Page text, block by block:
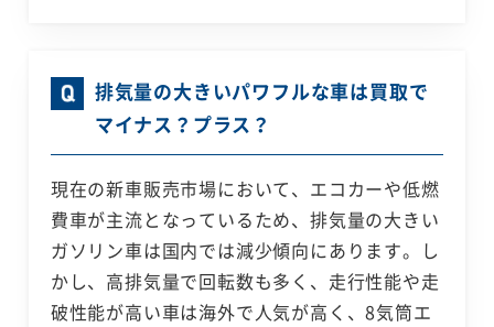
排気量の大きいパワフルな車は買取で
マイナス？プラス？
現在の新車販売市場において、エコカーや低燃
費車が主流となっているため、排気量の大きい
ガソリン車は国内では減少傾向にあります。し
かし、高排気量で回転数も多く、走行性能や走
破性能が高い車は海外で人気が高く、8気筒エ